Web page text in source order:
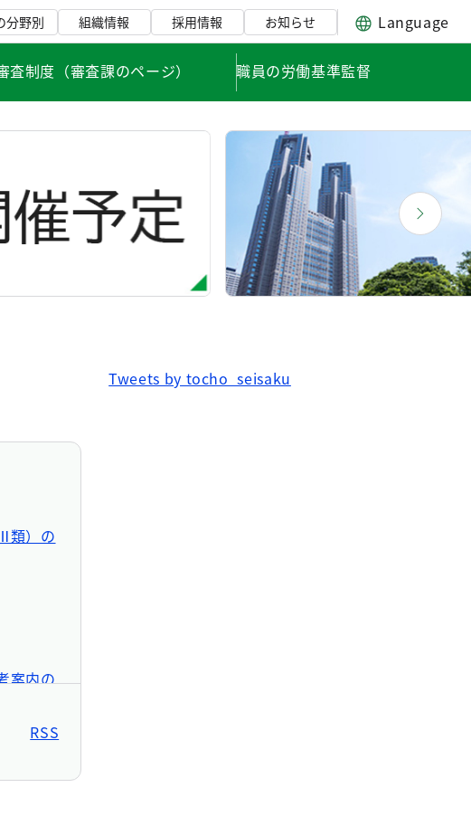
分野別 組織情報 採用情報 お知らせ Language
査制度（審査課のページ） 職員の労働基準監督
類）の
案内の
RSS
Tweets by tocho_seisaku